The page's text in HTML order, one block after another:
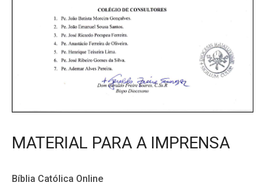
MATERIAL PARA A IMPRENSA
Bíblia Católica Online